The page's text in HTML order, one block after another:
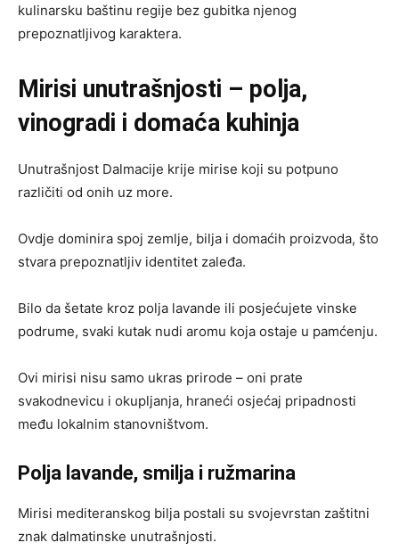
kulinarsku baštinu regije bez gubitka njenog
prepoznatljivog karaktera.
Mirisi unutrašnjosti – polja,
vinogradi i domaća kuhinja
Unutrašnjost Dalmacije krije mirise koji su potpuno
različiti od onih uz more.
Ovdje dominira spoj zemlje, bilja i domaćih proizvoda, što
stvara prepoznatljiv identitet zaleđa.
Bilo da šetate kroz polja lavande ili posjećujete vinske
podrume, svaki kutak nudi aromu koja ostaje u pamćenju.
Ovi mirisi nisu samo ukras prirode – oni prate
svakodnevicu i okupljanja, hraneći osjećaj pripadnosti
među lokalnim stanovništvom.
Polja lavande, smilja i ružmarina
Mirisi mediteranskog bilja postali su svojevrstan zaštitni
znak dalmatinske unutrašnjosti.